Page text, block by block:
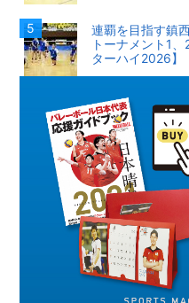
連覇を目指す鎮
トーナメント1
ターハイ2026】